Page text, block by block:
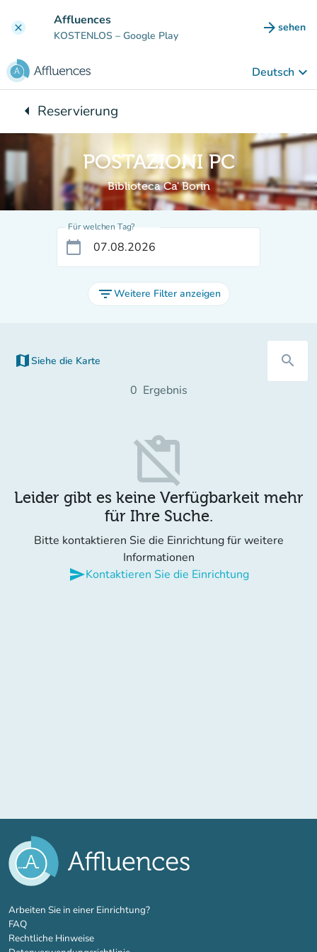
clear Affluences
KOSTENLOS – Google Play arrow_forward sehen
(new
Deutsch keyboard_arrow_down
arrow_leftZurück zu:
Reservierung
POSTAZIONI PC
Biblioteca Ca' Borin
Für welchen Tag?
calendar_today
filter_listWeitere Filter anzeigen
map Siehe die Karte
(new tab) search
0 Ergebnis
content_paste_off
Leider gibt es keine Verfügbarkeit mehr
für Ihre Suche.
Bitte kontaktieren Sie die Einrichtung für weitere
Informationen
sendKontaktieren Sie die Einrichtung
Arbeiten Sie in einer Einrichtung?(new tab)
FAQ
Rechtliche Hinweise